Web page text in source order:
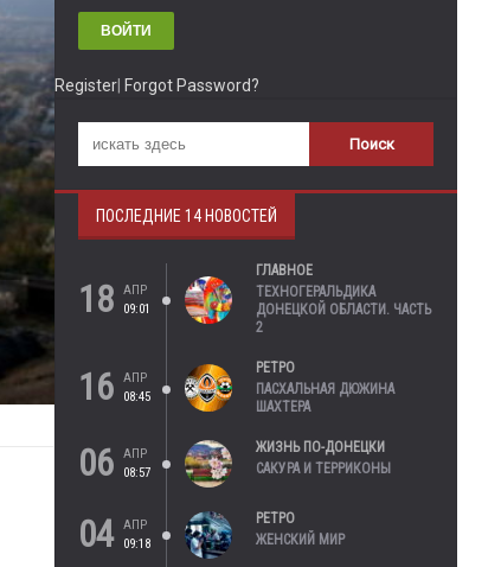
Register Forgot Password?
ПОСЛЕДНИЕ 14 НОВОСТЕЙ
18
АПР
09:01
ГЛАВНОЕ
ТЕХНОГЕРАЛЬДИКА
ДОНЕЦКОЙ ОБЛАСТИ. ЧАСТЬ
2
16
АПР
08:45
РЕТРО
ПАСХАЛЬНАЯ ДЮЖИНА
ШАХТЕРА
06
АПР
08:57
ЖИЗНЬ ПО-ДОНЕЦКИ
САКУРА И ТЕРРИКОНЫ
04
АПР
09:18
РЕТРО
ЖЕНСКИЙ МИР